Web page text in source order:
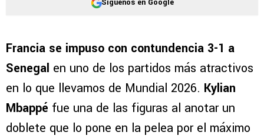
Síguenos en Google
Francia se impuso con contundencia 3-1 a
Senegal en uno de los partidos más atractivos
en lo que llevamos de Mundial 2026. Kylian
Mbappé fue una de las figuras al anotar un
doblete que lo pone en la pelea por el máximo